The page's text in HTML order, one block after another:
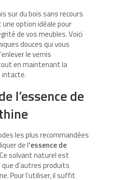
sur du bois sans recours
une option idéale pour
de vos meubles. Voici
douces qui vous
le vernis
en maintenant la
intacte.
l’essence de
les plus recommandées
de l‘essence de
solvant naturel est
d’autres produits
Pour l’utiliser, il suffit